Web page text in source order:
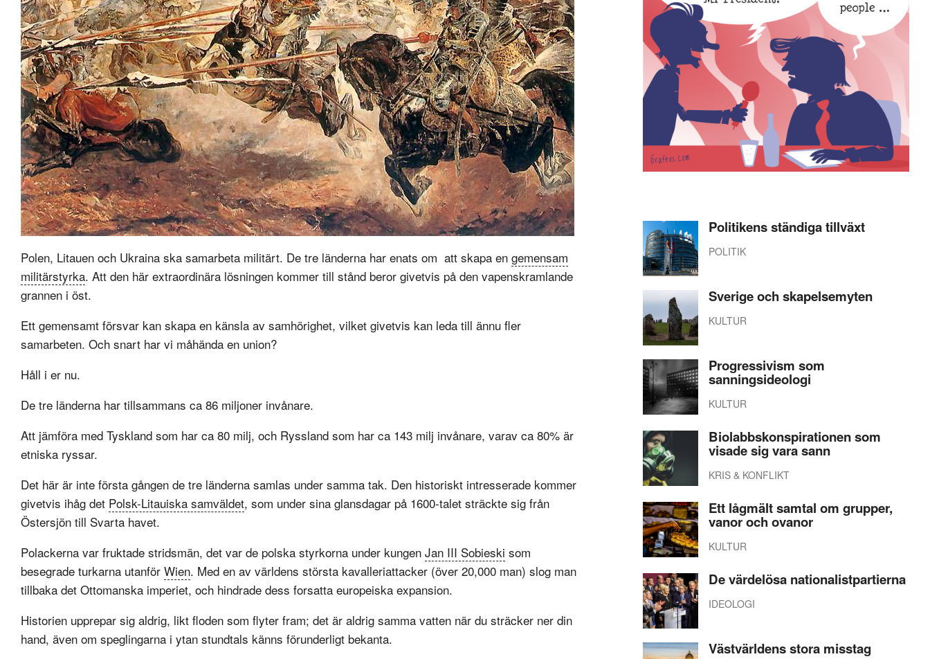
Polen, Litauen och Ukraina ska samarbeta militärt. De tre länderna har enats om att skapa en gemensam
militärstyrka. Att den här extraordinära lösningen kommer till stånd beror givetvis på den vapenskramlande
grannen i öst.
Ett gemensamt försvar kan skapa en känsla av samhörighet, vilket givetvis kan leda till ännu fler
samarbeten. Och snart har vi måhända en union?
Håll i er nu.
De tre länderna har tillsammans ca 86 miljoner invånare.
Att jämföra med Tyskland som har ca 80 milj, och Ryssland som har ca 143 milj invånare, varav ca 80% är
etniska ryssar.
Det här är inte första gången de tre länderna samlas under samma tak. Den historiskt intresserade kommer
givetvis ihåg det Polsk-Litauiska samväldet, som under sina glansdagar på 1600-talet sträckte sig från
Östersjön till Svarta havet.
Polackerna var fruktade stridsmän, det var de polska styrkorna under kungen Jan III Sobieski som
besegrade turkarna utanför Wien. Med en av världens största kavalleriattacker (över 20,000 man) slog man
tillbaka det Ottomanska imperiet, och hindrade dess forsatta europeiska expansion.
Historien upprepar sig aldrig, likt floden som flyter fram; det är aldrig samma vatten när du sträcker ner din
hand, även om speglingarna i ytan stundtals känns förunderligt bekanta.
Politikens ständiga tillväxt
POLITIK
Sverige och skapelsemyten
KULTUR
Progressivism som
sanningsideologi
KULTUR
Biolabbskonspirationen som
visade sig vara sann
KRIS & KONFLIKT
Ett lågmält samtal om grupper,
vanor och ovanor
KULTUR
De värdelösa nationalistpartierna
IDEOLOGI
Västvärldens stora misstag